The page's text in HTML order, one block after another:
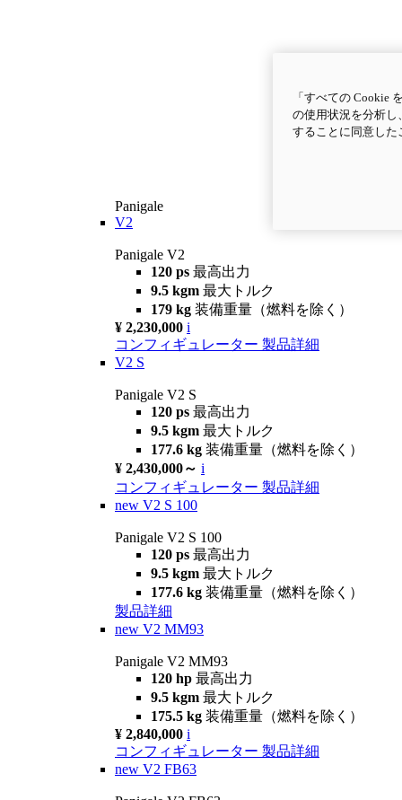
Panigale
V2
Panigale V2
120 ps 最高出力
9.5 kgm 最大トルク
179 kg 装備重量（燃料を除く）
¥ 2,230,000 i
コンフィギュレーター 製品詳細
V2 S
Panigale V2 S
120 ps 最高出力
9.5 kgm 最大トルク
177.6 kg 装備重量（燃料を除く）
¥ 2,430,000～ i
コンフィギュレーター 製品詳細
new V2 S 100
Panigale V2 S 100
120 ps 最高出力
9.5 kgm 最大トルク
177.6 kg 装備重量（燃料を除く）
製品詳細
new V2 MM93
Panigale V2 MM93
120 hp 最高出力
9.5 kgm 最大トルク
175.5 kg 装備重量（燃料を除く）
¥ 2,840,000 i
コンフィギュレーター 製品詳細
new V2 FB63
「すべての Cookie
の使用状況を分析し
することに同意し